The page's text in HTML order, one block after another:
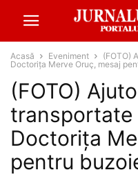
Acasă Eveniment
(FOTO)
Doctorița Merve Oruç, mesaj
(FOTO)
transportate
Doctorița
pentru